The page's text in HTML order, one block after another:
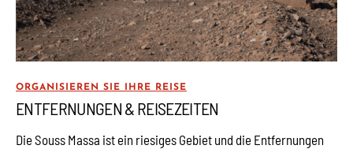
ORGANISIEREN SIE IHRE REISE
ENTFERNUNGEN & REISEZEITEN
Die Souss Massa ist ein riesiges Gebiet und die Entfernungen